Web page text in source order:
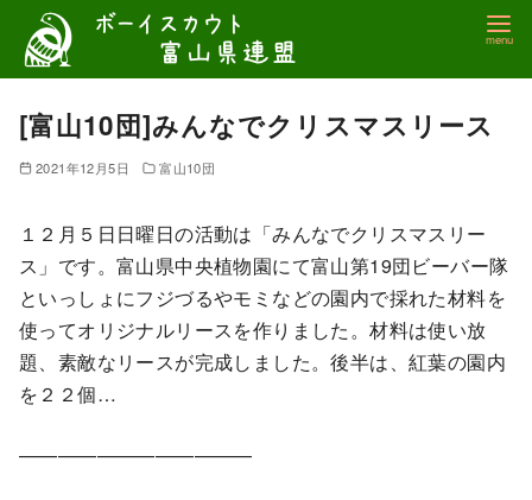
テ
[富山10団]みんなでクリスマスリース
2021年12月5日 富山10団
１２月５日日曜日の活動は「みんなでクリスマスリー
ス」です。富山県中央植物園にて富山第19団ビーバー隊
といっしょにフジづるやモミなどの園内で採れた材料を
使ってオリジナルリースを作りました。材料は使い放
題、素敵なリースが完成しました。後半は、紅葉の園内
を２２個…
————————————